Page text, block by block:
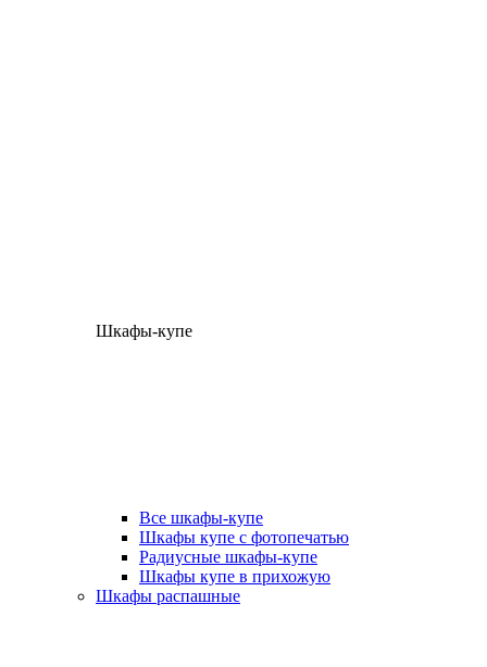
Шкафы-купе
Все шкафы-купе
Шкафы купе с фотопечатью
Радиусные шкафы-купе
Шкафы купе в прихожую
Шкафы распашные